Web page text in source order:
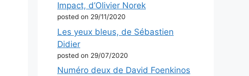
Impact, d’Olivier Norek
posted on 29/11/2020
Les yeux bleus, de Sébastien
Didier
posted on 29/07/2020
Numéro deux de David Foenkinos